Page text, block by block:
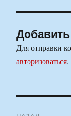
Для отправки
авторизоваться.